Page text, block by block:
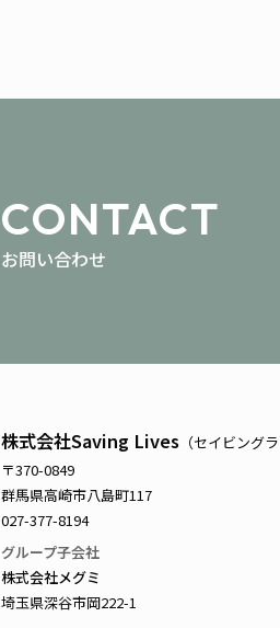
CONTACT
お問い合わせ
株式会社Saving Lives （セイビング
〒370-0849
群馬県高崎市八島町117
027-377-8194
グループ子会社
株式会社メグミ
埼玉県深谷市岡222-1